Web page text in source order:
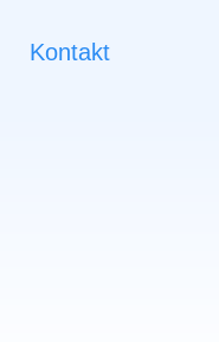
Kontakt